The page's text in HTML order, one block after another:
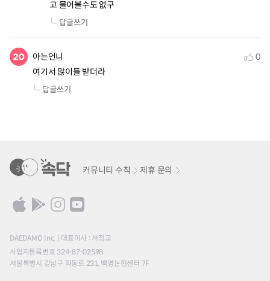
고 물어볼수도 없구
답글쓰기
아는언니
0
여기서 많이들 받더라
답글쓰기
커뮤니티 수칙 제휴 문의
DAEDAMO Inc.
대표이사 : 서정교
사업자등록번호 324-87-02598
서울특별시 강남구 학동로 231, 백영논현센터 7F